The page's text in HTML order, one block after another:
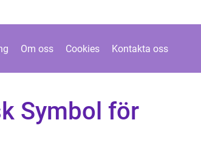
Om oss Cookies Kontakta oss
Symbol för